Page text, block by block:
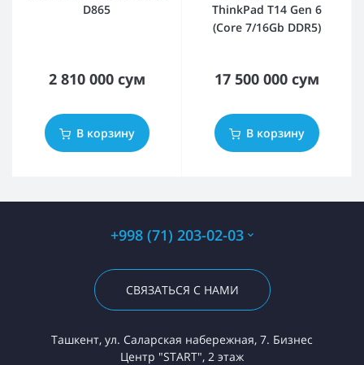
D865
2 810 000 сум
В корзину
ThinkPad T14 Gen 6
(Core 7/16Gb DDR5)
17 500 000 сум
В корзину
+998 (71) 203-02-03
СВЯЗАТЬСЯ С НАМИ
Ташкент, ул. Саларская набережная, 7. Бизнес
Центр "START", 2 этаж